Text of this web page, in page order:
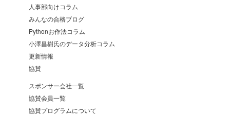
人事部向けコラム
みんなの合格ブログ
Pythonお作法コラム
小澤昌樹氏のデータ分析コラム
更新情報
協賛
スポンサー会社一覧
協賛会員一覧
協賛プログラムについて